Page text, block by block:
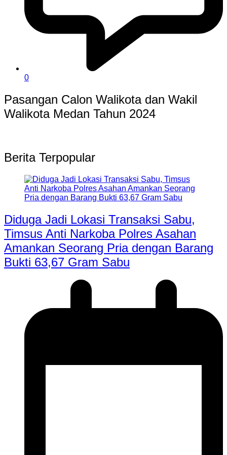
0
Pasangan Calon Walikota dan Wakil
Walikota Medan Tahun 2024
Berita Terpopular
Diduga Jadi Lokasi Transaksi Sabu,
Timsus Anti Narkoba Polres Asahan
Amankan Seorang Pria dengan Barang
Bukti 63,67 Gram Sabu